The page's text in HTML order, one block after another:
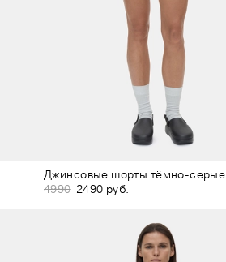
Джинсовые шорты средней длины голубые
Джинсовые шорты тёмно-серые
4990 2490 руб.